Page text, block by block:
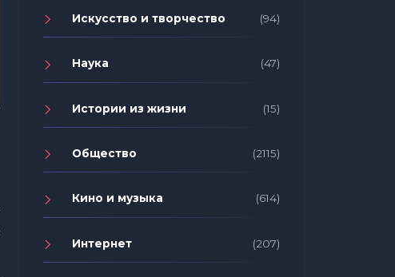
Искусство и творчество (94)
Наука (47)
Истории из жизни (15)
Общество (2115)
Кино и музыка (614)
Интернет (207)